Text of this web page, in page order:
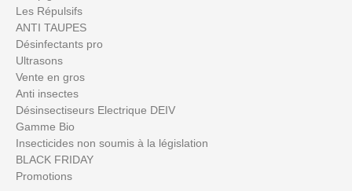
Les Répulsifs
ANTI TAUPES
Désinfectants pro
Ultrasons
Vente en gros
Anti insectes
Désinsectiseurs Electrique DEIV
Gamme Bio
Insecticides non soumis à la législation
BLACK FRIDAY
Promotions